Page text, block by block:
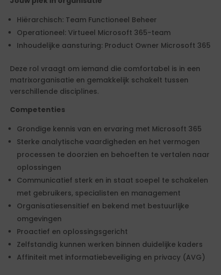
Hiërarchisch: Team Functioneel Beheer
Operationeel: Virtueel Microsoft 365-team
Inhoudelijke aansturing: Product Owner Microsoft 365
Deze rol vraagt om iemand die comfortabel is in een
matrixorganisatie en gemakkelijk schakelt tussen
verschillende disciplines.
Competenties
Grondige kennis van en ervaring met Microsoft 365
Sterke analytische vaardigheden en het vermogen
processen te doorzien en behoeften te vertalen naar
oplossingen
Communicatief sterk en in staat soepel te schakelen
met gebruikers, specialisten en management
Organisatiesensitief en bekend met bestuurlijke
omgevingen
Proactief en oplossingsgericht
Zelfstandig kunnen werken binnen duidelijke kaders
Affiniteit met informatiebeveiliging en privacy (AVG)